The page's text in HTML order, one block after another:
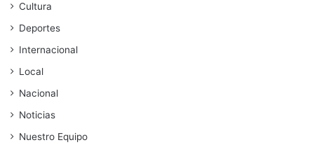
Cultura
Deportes
Internacional
Local
Nacional
Noticias
Nuestro Equipo